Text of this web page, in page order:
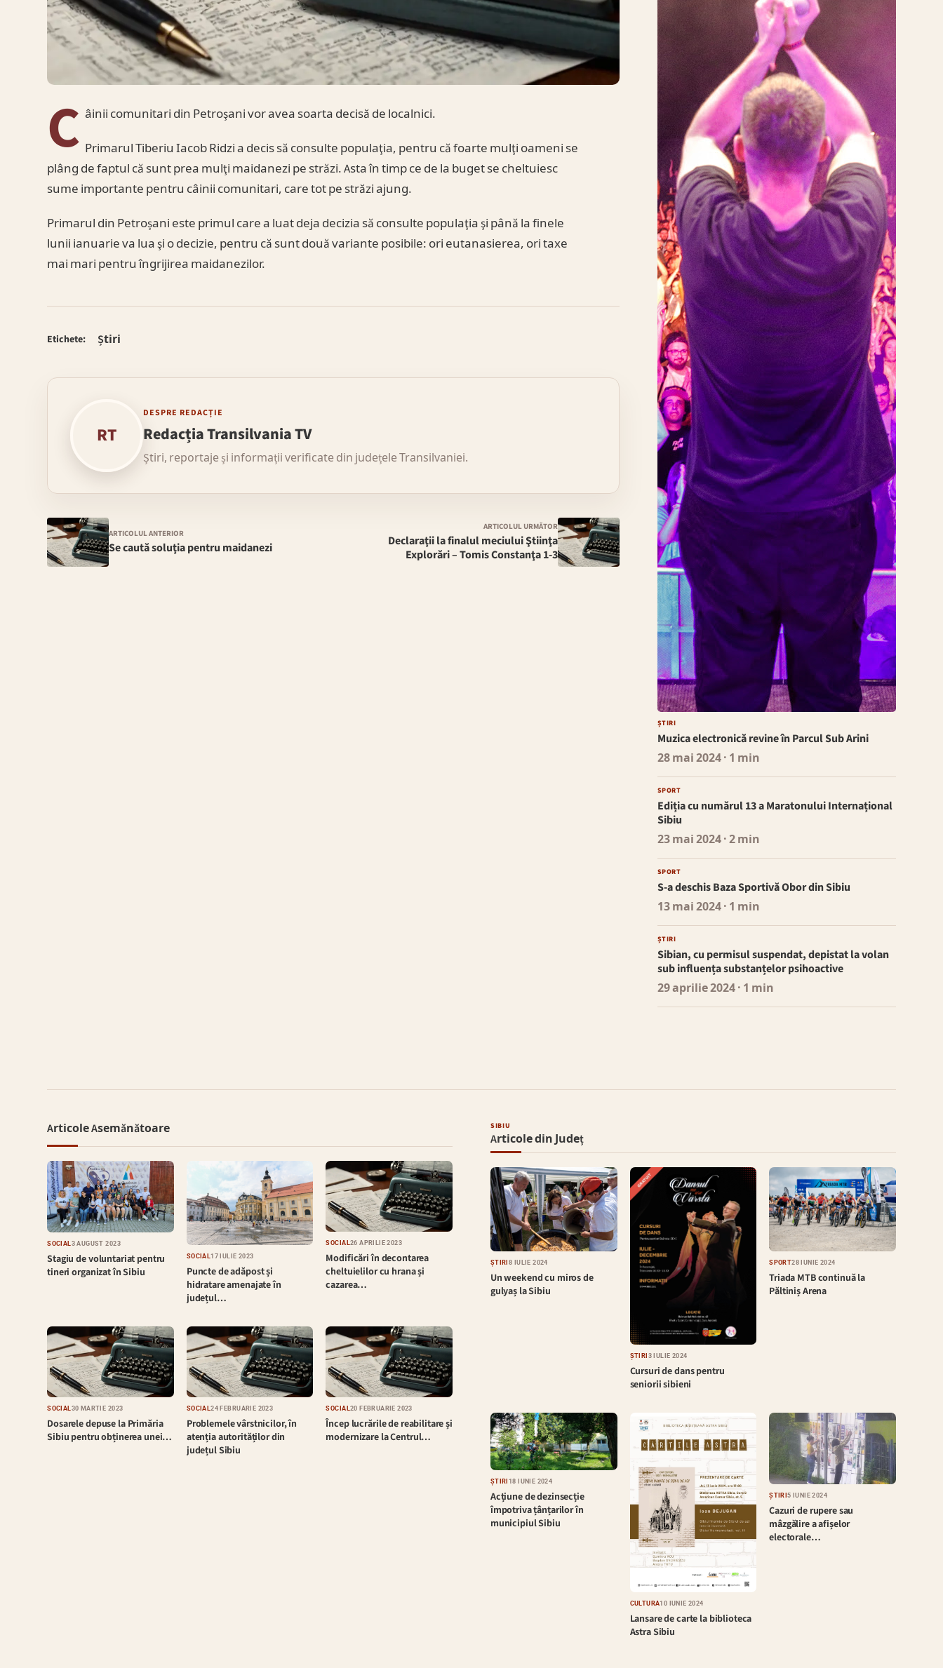
C âinii comunitari din Petroşani vor avea soarta decisă de localnici.
Primarul Tiberiu Iacob Ridzi a decis să consulte populaţia, pentru că foarte mulţi oameni se
plâng de faptul că sunt prea mulţi maidanezi pe străzi. Asta în timp ce de la buget se cheltuiesc
sume importante pentru câinii comunitari, care tot pe străzi ajung.
Primarul din Petroșani este primul care a luat deja decizia să consulte populaţia şi până la finele
lunii ianuarie va lua şi o decizie, pentru că sunt două variante posibile: ori eutanasierea, ori taxe
mai mari pentru îngrijirea maidanezilor.
Etichete: Știri
RT
DESPRE REDACȚIE
Redacția Transilvania TV
Știri, reportaje și informații verificate din județele Transilvaniei.
ARTICOLUL ANTERIOR
Se caută soluţia pentru maidanezi
ARTICOLUL URMĂTOR
Declaraţii la finalul meciului Ştiinţa
Explorări – Tomis Constanţa 1-3
ȘTIRI
Muzica electronică revine în Parcul Sub Arini
28 mai 2024· 1 min
SPORT
Ediția cu numărul 13 a Maratonului Internațional
Sibiu
23 mai 2024· 2 min
SPORT
S-a deschis Baza Sportivă Obor din Sibiu
13 mai 2024· 1 min
ȘTIRI
Sibian, cu permisul suspendat, depistat la volan
sub influența substanțelor psihoactive
29 aprilie 2024· 1 min
Articole Asemănătoare
SOCIAL 3 AUGUST 2023
Stagiu de voluntariat pentru
tineri organizat în Sibiu
SOCIAL17 IULIE 2023
Puncte de adăpost și
hidratare amenajate în
județul…
SOCIAL26 APRILIE 2023
Modificări în decontarea
cheltuielilor cu hrana și
cazarea…
SOCIAL30 MARTIE 2023
Dosarele depuse la Primăria
Sibiu pentru obținerea unei…
SOCIAL24 FEBRUARIE 2023
Problemele vârstnicilor, în
atenția autorităților din
județul Sibiu
SOCIAL20 FEBRUARIE 2023
Încep lucrările de reabilitare și
modernizare la Centrul…
SIBIU
Articole din Județ
ȘTIRI 8 IULIE 2024
Un weekend cu miros de
gulyaș la Sibiu
ȘTIRI 3 IULIE 2024
Cursuri de dans pentru
seniorii sibieni
SPORT28 IUNIE 2024
Triada MTB continuă la
Păltiniș Arena
ȘTIRI 18 IUNIE 2024
Acțiune de dezinsecție
împotriva țânțarilor în
municipiul Sibiu
CULTURĂ10 IUNIE 2024
Lansare de carte la biblioteca
Astra Sibiu
ȘTIRI5 IUNIE 2024
Cazuri de rupere sau
mâzgălire a afișelor
electorale…